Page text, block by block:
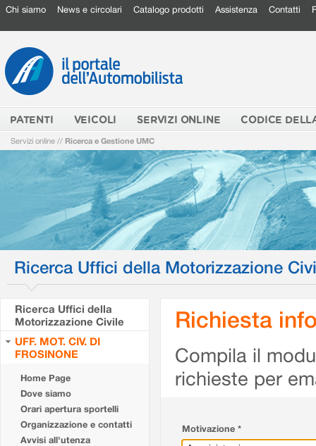
Chi siamo News e circolari Catalogo prodotti Assistenza Contatti
PATENTI VEICOLI SERVIZI ONLINE CODICE
Servizi online // Ricerca e Gestione UMC
Ricerca Uffici della Motorizzazione
Ricerca Uffici della
Motorizzazione Civile
UFF. MOT. CIV. DI
FROSINONE
Home Page
Dove siamo
Orari apertura sportelli
Organizzazione e contatti
Avvisi all'utenza
Richiesta
Compila il
richieste per
Motivazione *